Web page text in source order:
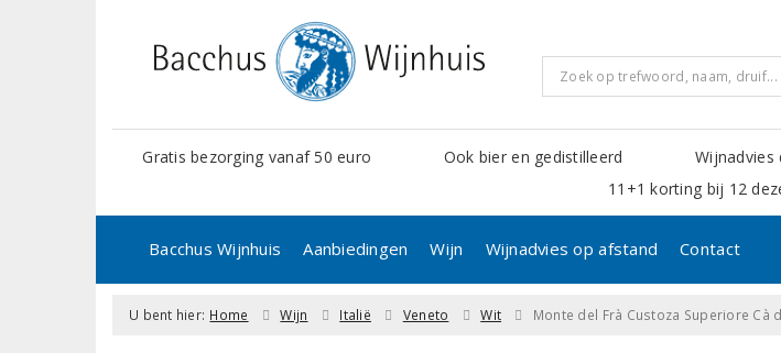
Gratis bezorging vanaf 50 euro Ook bier en gedistilleerd
11+1 korting bij 12
Bacchus Wijnhuis Aanbiedingen Wijn Wijnadvies op afstand Contact
U bent hier: Home Wijn Italië Veneto Wit Monte del Frà Custoza Superiore Cà